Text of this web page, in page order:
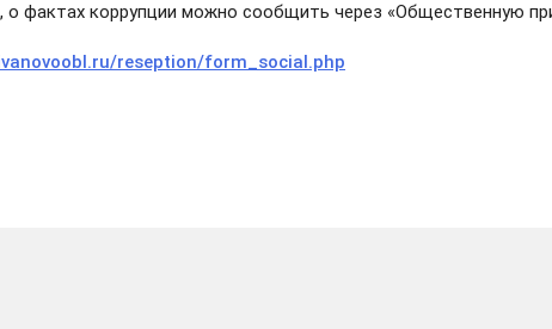
о фактах коррупции можно сообщить через «Общественную
reseption/form_social.php